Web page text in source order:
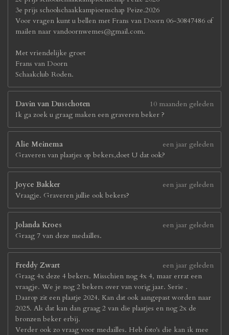
3e prijs schoolschaakkampioenschap Peize.2026
Voor vragen kunt u bellen met Frans van Doorn 06-30847486 of
mailen naar vandoornwemes@gmail.com.
Met vriendelijke groet
Frans van Doorn
Schaakclub Roden.
Davin van Dusschoten
10 maanden geleden
Ik ga zoek u graag maken een graveren beker ?
Alie Meinema
een jaar geleden
Graveren van plaatjes op bekers,doet U dat ook?
Joyce Bakker
een jaar geleden
Vraagje. Graveren jullie ook bekers?
Jolanda Kroes
een jaar geleden
Graag 7 van deze medailles.
Freddy Zwart
een jaar geleden
Graag 4x deze 4 bekers. Misschien nog 4x 4, maar errat een
vraagje. We je nog 2 bekers over van vorig jaar. Serie .
Daarop zit een plaatje 2024. Kan dat ook aangepast worden naar
2025. Als dat kan dan graag 2 van die plaatjes en nog 2x de
bronzen beker erbij.
Verder ook zo vraag voor medailles. Heb foto's die kan ik mee